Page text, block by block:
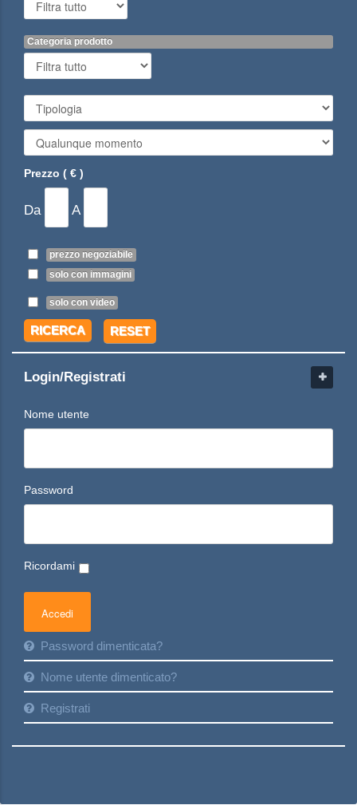
Categoria prodotto
Prezzo ( € )
Da A
prezzo negoziabile
solo con immagini
solo con video
RICERCA RESET
Login/Registrati
Nome utente
Password
Ricordami
Password dimenticata?
Nome utente dimenticato?
Registrati